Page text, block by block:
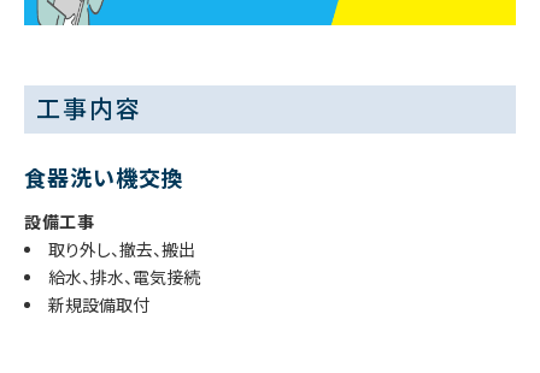
工事内容
食器洗い機交換
設備工事
取り外し、撤去、搬出
給水、排水、電気接続
新規設備取付